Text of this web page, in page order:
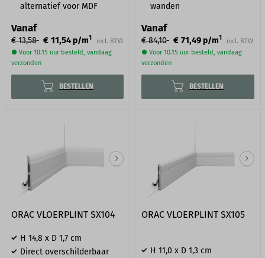
alternatief voor MDF
Vanaf
€ 13,58 € 11,54p/m1
incl. BTW
● Voor 10.15 uur besteld, vandaag
verzonden
BESTELLEN
wanden
Vanaf
€ 84,10 € 71,49p/m1
incl. BTW
● Voor 10.15 uur besteld, vandaag
verzonden
BESTELLEN
ORAC VLOERPLINT SX104
H 14,8 x D 1,7 cm
Direct overschilderbaar
ORAC VLOERPLINT SX105
H 11,0 x D 1,3 cm